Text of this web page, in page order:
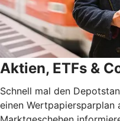
Aktien, ETFs &
Schnell mal den
einen Wertpapiersparplan